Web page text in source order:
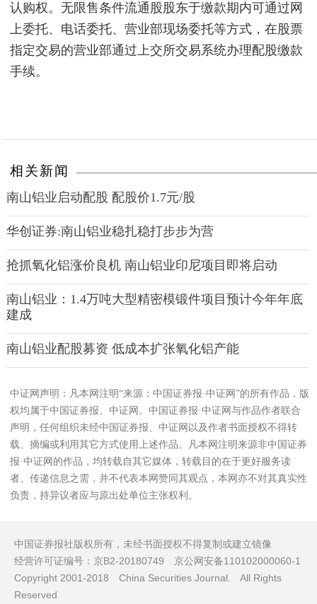
认购权。无限售条件流通股股东于缴款期内可通过网
上委托、电话委托、营业部现场委托等方式，在股票
指定交易的营业部通过上交所交易系统办理配股缴款
手续。
相关新闻
南山铝业启动配股 配股价1.7元/股
华创证券:南山铝业稳扎稳打步步为营
抢抓氧化铝涨价良机 南山铝业印尼项目即将启动
南山铝业：1.4万吨大型精密模锻件项目预计今年年底
建成
南山铝业配股募资 低成本扩张氧化铝产能
中证网声明：凡本网注明“来源：中国证券报·中证网”的所有作品，版
权均属于中国证券报、中证网。中国证券报·中证网与作品作者联合
声明，任何组织未经中国证券报、中证网以及作者书面授权不得转
载、摘编或利用其它方式使用上述作品。凡本网注明来源非中国证券
报·中证网的作品，均转载自其它媒体，转载目的在于更好服务读
者、传递信息之需，并不代表本网赞同其观点，本网亦不对其真实性
负责，持异议者应与原出处单位主张权利。
中国证券报社版权所有，未经书面授权不得复制或建立镜像
经营许可证编号：京B2-20180749 京公网安备110102000060-1
Copyright 2001-2018 China Securities Journal. All Rights
Reserved